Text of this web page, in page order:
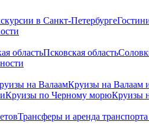
в Санкт-Петербурге
областьПсковская область
на ВалаамКруизы на Валаам
Круизы по Черному морюКруизы
Трансферы и аренда транспорта